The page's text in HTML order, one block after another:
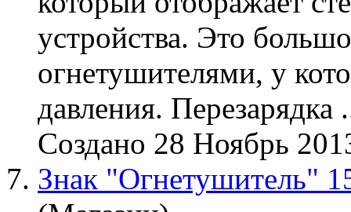
устройства. Это
огнетушителями, у
давления. Перезарядка
Создано 28 Ноябрь
7. Знак "Огнетушитель"